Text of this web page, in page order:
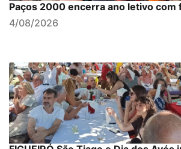
Paços 2000 encerra ano letivo com
4/08/2026